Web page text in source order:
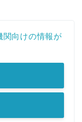
関向けの情報が